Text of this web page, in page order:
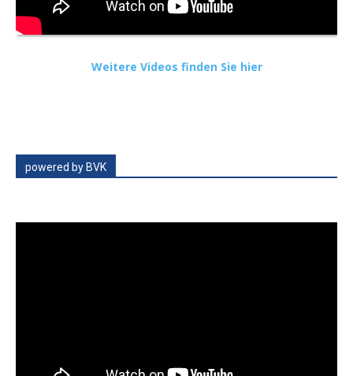
Weitere Videos finden Sie hier
powered by BVK